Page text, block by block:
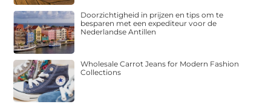
Doorzichtigheid in prijzen en tips om te
besparen met een expediteur voor de
Nederlandse Antillen
Wholesale Carrot Jeans for Modern Fashion
Collections